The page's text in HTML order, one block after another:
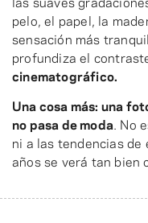
pelo, el papel, la
sensación más
profundiza el
cinematográfico.
Una cosa más: una
no pasa de moda .
ni a las tendencias
años se verá tan bien